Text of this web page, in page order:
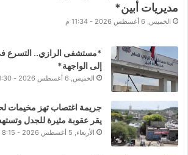
مديريات أبين*
الخميس, 6 أغسطس 2026 - 11:34 م
*مستشفى الرازي.. التسرع في
إلى الواجهة*
الخميس, 6 أغسطس 2026 - 11:30 م
جريمة اغتصاب تهز مخيمات
يقر عقوبة مثيرة للجدل
الأربعاء, 5 أغسطس 2026 - 8:15 م